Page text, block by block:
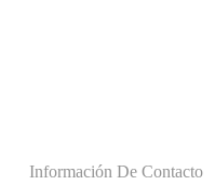
Información De Contacto